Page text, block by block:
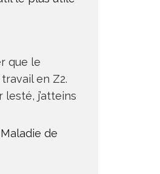
que le
en Z2.
j’atteins
de